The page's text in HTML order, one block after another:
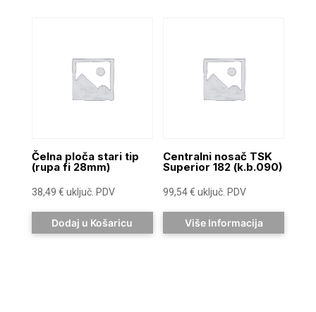
Čelna ploča stari tip
(rupa fi 28mm)
38,49 € uključ. PDV
Dodaj u Košaricu
Centralni nosač TSK
Superior 182 (k.b.090)
99,54€ uključ. PDV
Više Informacija